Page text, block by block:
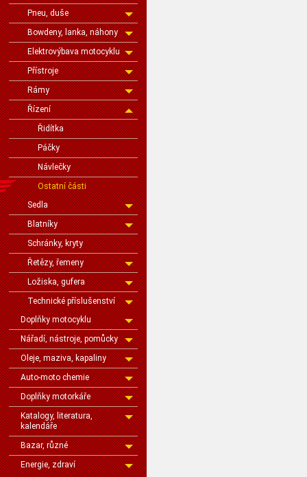
Pneu, duše
Bowdeny, lanka, náhony
Elektrovýbava motocyklu
Přístroje
Rámy
Řízení
Řidítka
Páčky
Návlečky
Ostatní části
Sedla
Blatníky
Schránky, kryty
Řetězy, řemeny
Ložiska, gufera
Technické příslušenství
Doplňky motocyklu
Nářadí, nástroje, pomůcky
Oleje, maziva, kapaliny
Auto-moto chemie
Doplňky motorkáře
Katalogy, literatura,
kalendáře
Bazar, různé
Energie, zdraví